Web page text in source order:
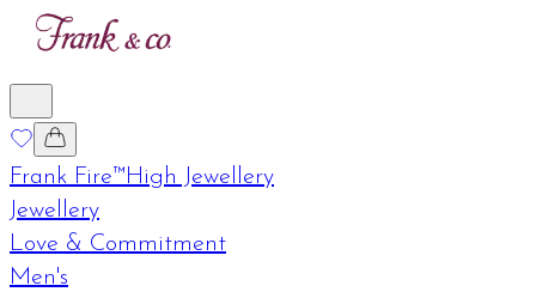
Frank Fire™High Jewellery
Jewellery
Love & Commitment
Men's